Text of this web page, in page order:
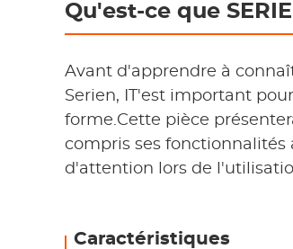
Qu'est-ce que
Avant d'apprendre à
Serien, IT'est important
forme.Cette pièce
compris ses fonctionnalités
d'attention lors de
Caractéristiques